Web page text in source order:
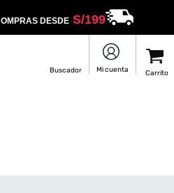
DESDES/199